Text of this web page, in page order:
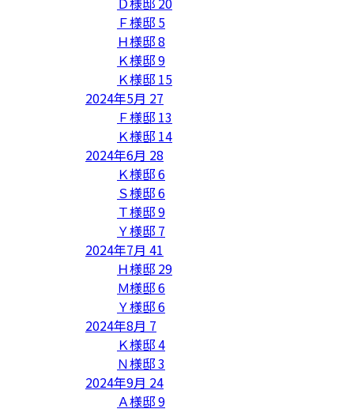
Ｆ様邸 5
Ｈ様邸8
Ｋ様邸9
Ｋ様邸 15
2024年5月 27
Ｆ様邸 13
Ｋ様邸 14
2024年6月 28
Ｋ様邸6
Ｓ様邸6
Ｔ様邸9
Ｙ様邸 7
2024年7月 41
Ｈ様邸 29
Ｍ様邸6
Ｙ様邸6
2024年8月 7
Ｋ様邸4
Ｎ様邸3
2024年9月 24
Ａ様邸9